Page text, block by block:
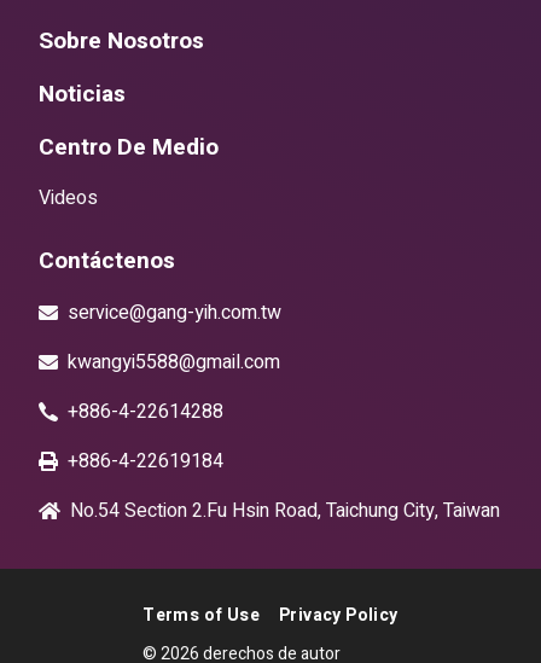
Sobre Nosotros
Noticias
Centro De Medio
Videos
Contáctenos
service@gang-yih.com.tw
kwangyi5588@gmail.com
+886-4-22614288
+886-4-22619184
No.54 Section 2.Fu Hsin Road, Taichung City, Taiwan
Terms of Use
Privacy Policy
© 2026 derechos de autor